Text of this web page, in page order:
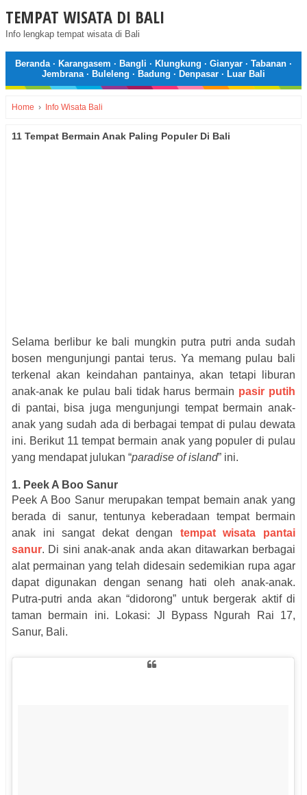
TEMPAT WISATA DI BALI
Info lengkap tempat wisata di Bali
Beranda· Karangasem · Bangli · Klungkung · Gianyar · Tabanan ·
Jembrana· Buleleng · Badung · Denpasar · Luar Bali
Home › Info Wisata Bali
11 Tempat Bermain Anak Paling Populer Di Bali
Selama berlibur ke bali mungkin putra putri anda sudah
bosen mengunjungi pantai terus. Ya memang pulau bali
terkenal akan keindahan pantainya, akan tetapi liburan
anak-anak ke pulau bali tidak harus bermain pasir putih
di pantai, bisa juga mengunjungi tempat bermain anak-
anak yang sudah ada di berbagai tempat di pulau dewata
ini. Berikut 11 tempat bermain anak yang populer di pulau
yang mendapat julukan “paradise of island” ini.
1. Peek A Boo Sanur
Peek A Boo Sanur merupakan tempat bemain anak yang
berada di sanur, tentunya keberadaan tempat bermain
anak ini sangat dekat dengan tempat wisata pantai
sanur. Di sini anak-anak anda akan ditawarkan berbagai
alat permainan yang telah didesain sedemikian rupa agar
dapat digunakan dengan senang hati oleh anak-anak.
Putra-putri anda akan “didorong” untuk bergerak aktif di
taman bermain ini. Lokasi: Jl Bypass Ngurah Rai 17,
Sanur, Bali.